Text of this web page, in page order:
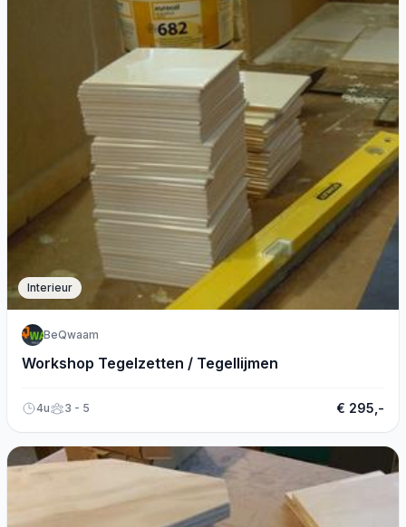
Interieur
BeQwaam
Workshop Tegelzetten / Tegellijmen
4u 3 - 5 € 295,-